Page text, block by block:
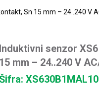
Sn 15 mm – 24..240 V
Induktivni senzor
15 mm – 24..240 V
XS630B1MAL10